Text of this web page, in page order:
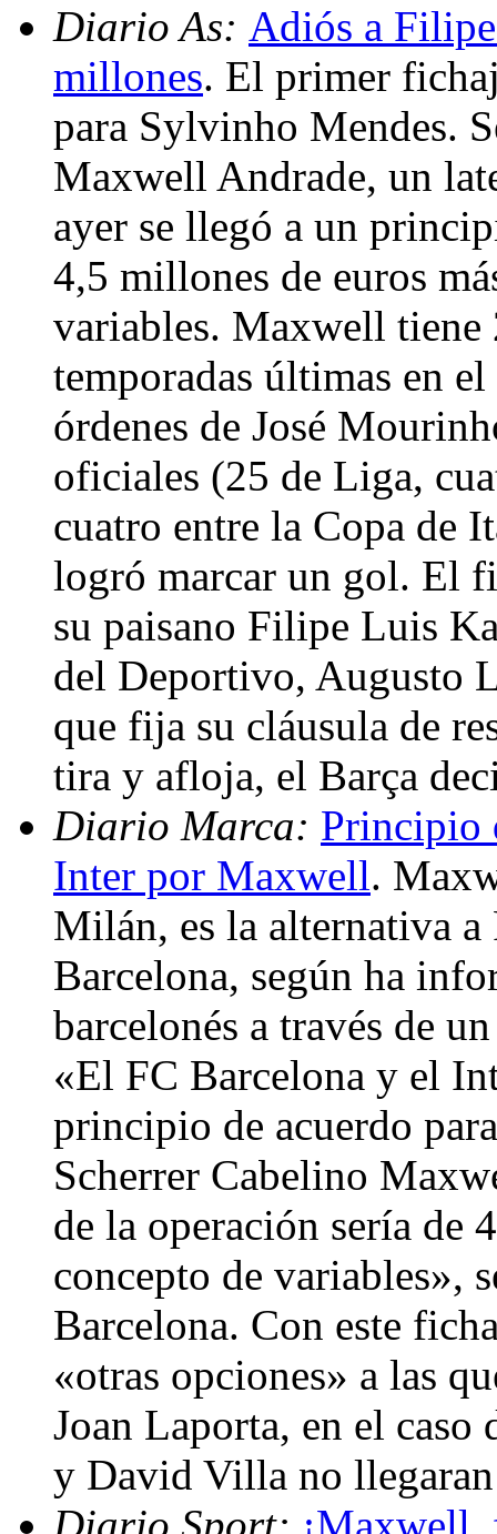
Diario As: Adiós a
millones. El primer
para Sylvinho Mendes.
Maxwell Andrade, un
ayer se llegó a un
4,5 millones de euros
variables. Maxwell tiene
temporadas últimas en
órdenes de José
oficiales (25 de Liga,
cuatro entre la Copa de
logró marcar un gol. El
su paisano Filipe Luis
del Deportivo, Augusto
que fija su cláusula de
tira y afloja, el Barça
Diario Marca: Principio
Inter por Maxwell.
Milán, es la alternativa
Barcelona, según ha
barcelonés a través de
«El FC Barcelona y el
principio de acuerdo
Scherrer Cabelino
de la operación sería de
concepto de variables»,
Barcelona. Con este
«otras opciones» a las
Joan Laporta, en el
y David Villa no
Diario Sport: